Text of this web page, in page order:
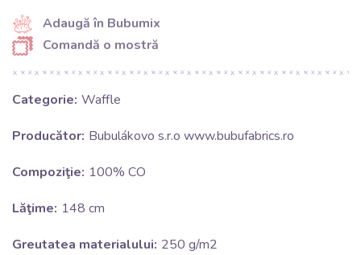
Adaugă în Bubumix
Comandă o mostră
Categorie: Waffle
Producător: Bubulákovo s.r.o www.bubufabrics.ro
Compoziţie: 100% CO
Lăţime: 148 cm
Greutatea materialului: 250 g/m2